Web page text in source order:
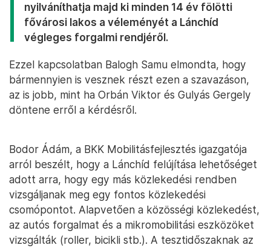
nyilváníthatja majd ki minden 14 év fölötti
fővárosi lakos a véleményét a Lánchíd
végleges forgalmi rendjéről.
Ezzel kapcsolatban Balogh Samu elmondta, hogy
bármennyien is vesznek részt ezen a szavazáson,
az is jobb, mint ha Orbán Viktor és Gulyás Gergely
döntene erről a kérdésről.
Bodor Ádám, a BKK Mobilitásfejlesztés igazgatója
arról beszélt, hogy a Lánchíd felújítása lehetőséget
adott arra, hogy egy más közlekedési rendben
vizsgáljanak meg egy fontos közlekedési
csomópontot. Alapvetően a közösségi közlekedést,
az autós forgalmat és a mikromobilitási eszközöket
vizsgálták (roller, bicikli stb.). A tesztidőszaknak az